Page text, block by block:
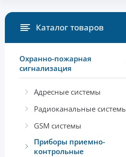
Каталог товаров
Охранно-пожарная
сигнализация
Адресные системы
Радиоканальные
GSM системы
Приборы приемно-
контрольные